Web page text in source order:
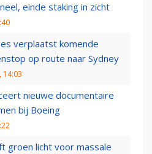
einde staking in zicht
verplaatst komende
op route naar Sydney
14:03
nieuwe documentaire
bij Boeing
groen licht voor massale